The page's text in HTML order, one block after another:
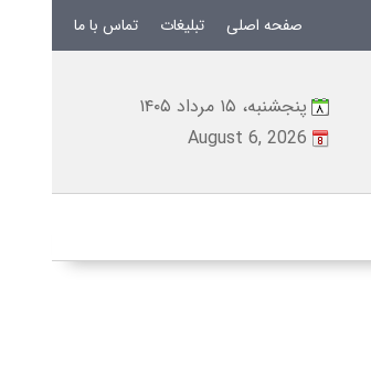
صفحه اصلی تبلیغات تماس با ما
پنجشنبه، ۱۵ مرداد ۱۴۰۵
August 6, 2026